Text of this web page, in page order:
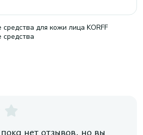
для кожи лица KORFF
нет отзывов, но вы